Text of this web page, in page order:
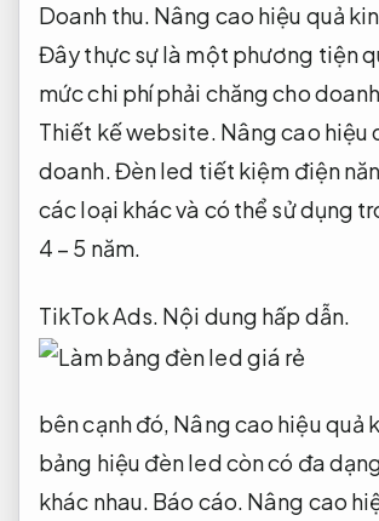
Doanh thu. Nâng cao hiệu quả
Đây thực sự là một phương tiện
mức chi phí phải chăng cho
Thiết kế website. Nâng cao hiệu
doanh.Đèn led tiết kiệm điện
các loại khác và có thể sử dụng
4 – 5 năm.
TikTok Ads. Nội dung hấp dẫn.
bên cạnh đó, Nâng cao hiệu quả
bảng hiệu đèn led còn có đa
khác nhau. Báo cáo. Nâng cao